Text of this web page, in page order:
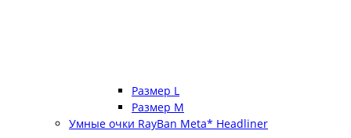
Размер L
Размер М
Умные очки RayBan Meta* Headliner